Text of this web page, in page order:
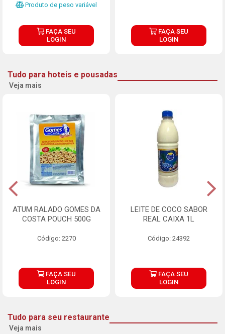
Produto de peso variável
FAÇA SEU
LOGIN
FAÇA SEU
LOGIN
Tudo para hoteis e pousadas
Veja mais
ATUM RALADO GOMES DA
COSTA POUCH 500G
Código: 2270
FAÇA SEU
LOGIN
LEITE DE COCO SABOR
REAL CAIXA 1L
Código: 24392
FAÇA SEU
LOGIN
Tudo para seu restaurante
Veja mais